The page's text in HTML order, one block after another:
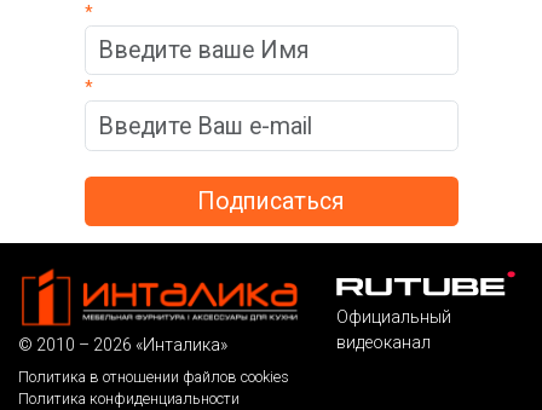
*
*
© 2010 – 2026 «Инталика»
Политика в отношении файлов cookies
Политика конфиденциальности
Официальный
видеоканал